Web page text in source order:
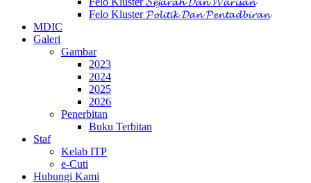
Felo Kluster 𝓟𝓸𝓵𝓲𝓽𝓲𝓴 𝓓𝓪𝓷 𝓟𝓮𝓷𝓽𝓪𝓭𝓫𝓲𝓻𝓪𝓷
MDIC
Galeri
Gambar
2023
2024
2025
2026
Penerbitan
Buku Terbitan
Staf
Kelab ITP
e-Cuti
Hubungi Kami